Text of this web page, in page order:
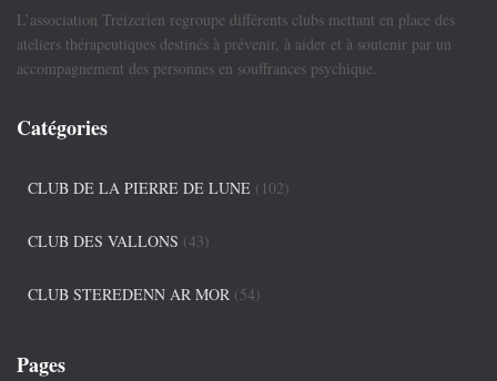
L’association Treizerien regroupe différents clubs mettant en place des
ateliers thérapeutiques destinés à prévenir, à aider et à soutenir par un
accompagnement des personnes en souffrances psychique.
Catégories
CLUB DE LA PIERRE DE LUNE (102)
CLUB DES VALLONS (43)
CLUB STEREDENN AR MOR (54)
Pages